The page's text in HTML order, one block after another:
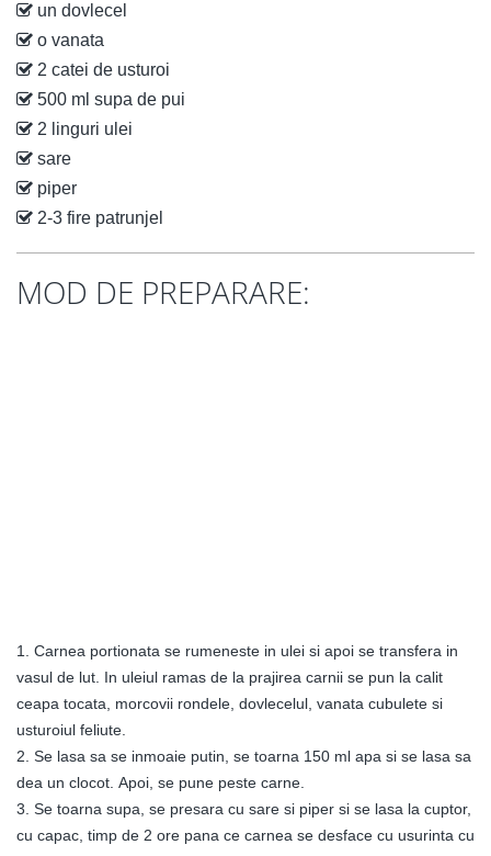
un dovlecel
o vanata
2 catei de usturoi
500 ml supa de pui
2 linguri ulei
sare
piper
2-3 fire patrunjel
MOD DE PREPARARE:
1. Carnea portionata se rumeneste in ulei si apoi se transfera in
vasul de lut. In uleiul ramas de la prajirea carnii se pun la calit
ceapa tocata, morcovii rondele, dovlecelul, vanata cubulete si
usturoiul feliute.
2. Se lasa sa se inmoaie putin, se toarna 150 ml apa si se lasa sa
dea un clocot. Apoi, se pune peste carne.
3. Se toarna supa, se presara cu sare si piper si se lasa la cuptor,
cu capac, timp de 2 ore pana ce carnea se desface cu usurinta cu